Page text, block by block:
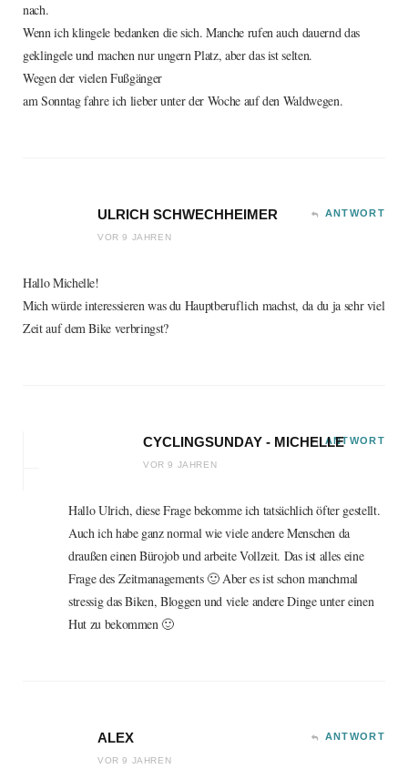
nach.
Wenn ich klingele bedanken die sich. Manche rufen auch dauernd das
geklingele und machen nur ungern Platz, aber das ist selten.
Wegen der vielen Fußgänger
am Sonntag fahre ich lieber unter der Woche auf den Waldwegen.
ULRICH SCHWECHHEIMER
VOR 9 JAHREN
ANTWORT
Hallo Michelle!
Mich würde interessieren was du Hauptberuflich machst, da du ja sehr viel
Zeit auf dem Bike verbringst?
CYCLINGSUNDAY - MICHELLE
VOR 9 JAHREN
ANTWORT
Hallo Ulrich, diese Frage bekomme ich tatsächlich öfter gestellt.
Auch ich habe ganz normal wie viele andere Menschen da
draußen einen Bürojob und arbeite Vollzeit. Das ist alles eine
Frage des Zeitmanagements 🙂 Aber es ist schon manchmal
stressig das Biken, Bloggen und viele andere Dinge unter einen
Hut zu bekommen 🙂
ALEX
VOR 9 JAHREN
ANTWORT